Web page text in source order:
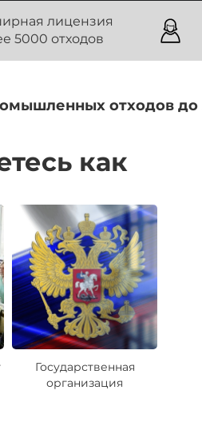
лицензия
5000 отходов
отходов до
как
Государственная
организация